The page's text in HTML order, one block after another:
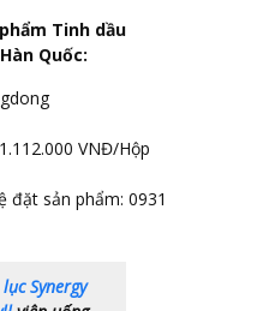
Tinh dầu
Quốc:
VNĐ/Hộp
đặt sản phẩm: 0931
Synergy